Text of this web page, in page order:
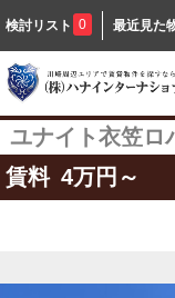
検討リスト 0 最近見た
ユナイト衣笠ロ
賃料 4万円～